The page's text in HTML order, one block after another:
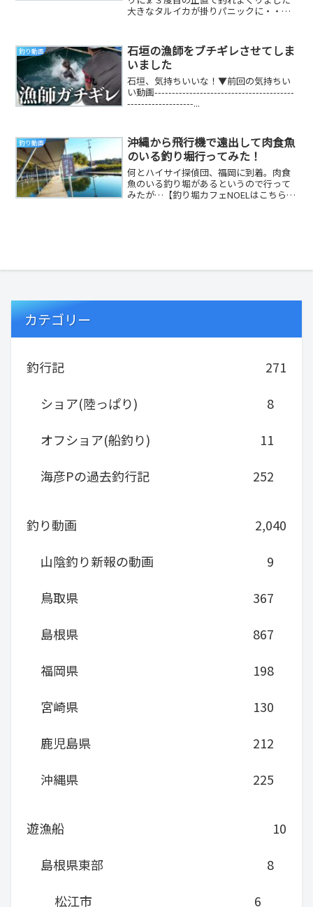
大きなタルイカが掛りパニックに・・・
釣り動画
石垣の漁師をブチギレさせてしま
いました
石垣、気持ちいいな！▼前回の気持ちい
い動画----------------------------------------
-------------------...
釣り動画
沖縄から飛行機で遠出して肉食魚
のいる釣り堀行ってみた！
何とハイサイ探偵団、福岡に到着。肉食
魚のいる釣り堀があるというので行って
みたが…【釣り堀カフェNOELはこちら
カテゴリー
釣行記
271
ショア(陸っぱり)
8
オフショア(船釣り)
11
海彦Pの過去釣行記
252
釣り動画
2,040
山陰釣り新報の動画
9
鳥取県
367
島根県
867
福岡県
198
宮崎県
130
鹿児島県
212
沖縄県
225
遊漁船
10
島根県東部
8
松江市
6